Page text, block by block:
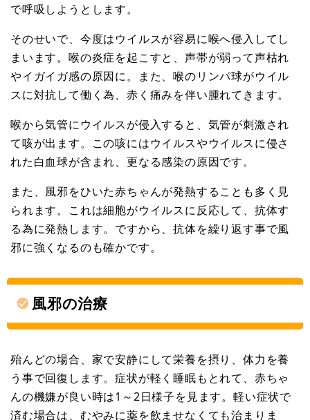
で呼吸しようとします。
そのせいで、今度はウイルスが容易に喉へ侵入してし
まいます。喉の炎症を起こすと、声帯が弱って声枯れ
やイガイガ感の原因に。また、喉のリンパ球がウイル
スに対抗して働く為、赤く痛みを伴い腫れてきます。
喉から気管にウイルスが侵入すると、気管が刺激され
て咳が出ます。この咳にはウイルスやウイルスに侵さ
れた白血球が含まれ、更なる感染の原因です。
また、風邪をひいた赤ちゃんが発熱することも多く見
られます。これは細胞がウイルスに反応して、抗体す
る為に発熱します。ですから、抗体を繰り返す事で風
邪に強くなるのも確かです。
風邪の治療
殆んどの場合、家で安静にして栄養を摂り、体力を養
う事で回復します。症状が軽く睡眠もとれて、赤ちゃ
んの機嫌が良い時は1～2日様子を見ます。軽い症状で
済む場合は、むやみに薬を飲ませなくても治まりま